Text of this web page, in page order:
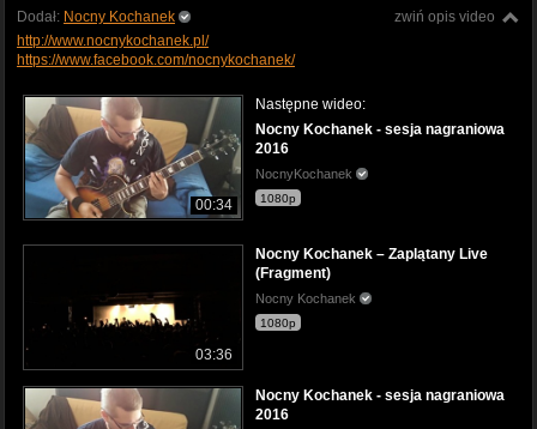
zwiń opis video
Dodał: Nocny Kochanek
http://www.nocnykochanek.pl/
https://www.facebook.com/nocnykochanek/
00:34
Następne wideo:
Nocny Kochanek - sesja nagraniowa
2016
NocnyKochanek
1080p
03:36
Nocny Kochanek – Zaplątany Live
(Fragment)
Nocny Kochanek
1080p
Nocny Kochanek - sesja nagraniowa
2016